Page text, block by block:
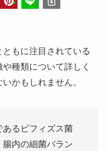
もに注目されている
種類について詳しく
かもしれません。
るビフィズス菌
内の細菌バラン